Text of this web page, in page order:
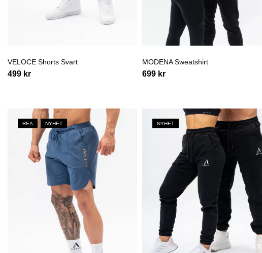
VELOCE Shorts Svart
499 kr
MODENA Sweatshirt
699 kr
REA NYHET NYHET